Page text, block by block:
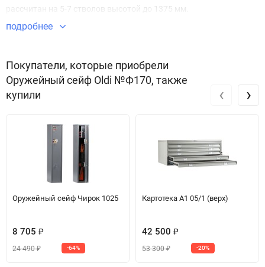
рассчитан на 5-7 стволов высотой до 1375 мм.
подробнее
Покупатели, которые приобрели
Оружейный сейф Oldi №Ф170, также
купили
Оружейный сейф Чирок 1025
8 705 ₽
24 490₽ -64%
Картотека A1 05/1 (верх)
42 500 ₽
53 300₽ -20%
‹ ›